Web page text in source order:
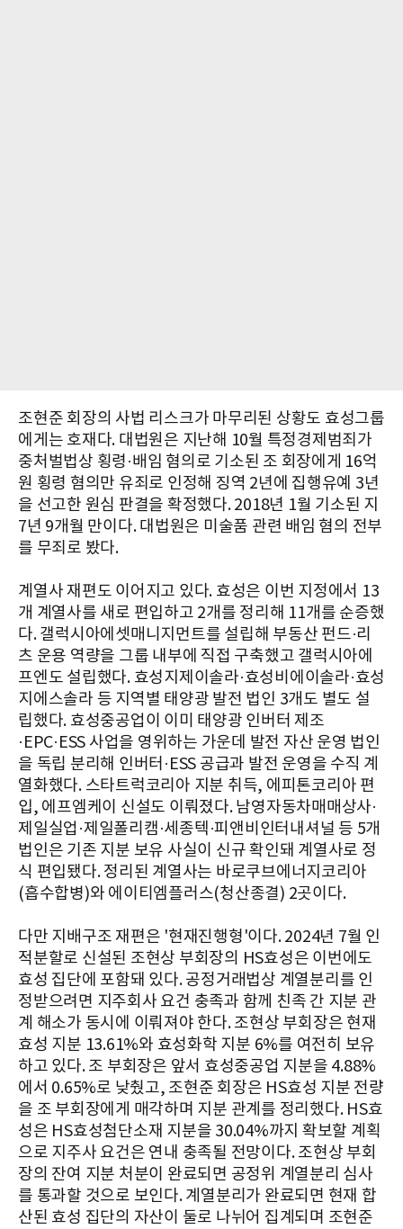
조현준 회장의 사법 리스크가 마무리된 상황도 효성그룹
에게는 호재다. 대법원은 지난해 10월 특정경제범죄가
중처벌법상 횡령·배임 혐의로 기소된 조 회장에게 16억
원 횡령 혐의만 유죄로 인정해 징역 2년에 집행유예 3년
을 선고한 원심 판결을 확정했다. 2018년 1월 기소된 지
7년 9개월 만이다. 대법원은 미술품 관련 배임 혐의 전부
를 무죄로 봤다.
계열사 재편도 이어지고 있다. 효성은 이번 지정에서 13
개 계열사를 새로 편입하고 2개를 정리해 11개를 순증했
다. 갤럭시아에셋매니지먼트를 설립해 부동산 펀드·리
츠 운용 역량을 그룹 내부에 직접 구축했고 갤럭시아에
프엔도 설립했다. 효성지제이솔라·효성비에이솔라·효성
지에스솔라 등 지역별 태양광 발전 법인 3개도 별도 설
립했다. 효성중공업이 이미 태양광 인버터 제조
·EPC·ESS 사업을 영위하는 가운데 발전 자산 운영 법인
을 독립 분리해 인버터·ESS 공급과 발전 운영을 수직 계
열화했다. 스타트럭코리아 지분 취득, 에피톤코리아 편
입, 에프엠케이 신설도 이뤄졌다. 남영자동차매매상사·
제일실업·제일폴리캠·세종텍·피앤비인터내셔널 등 5개
법인은 기존 지분 보유 사실이 신규 확인돼 계열사로 정
식 편입됐다. 정리된 계열사는 바로쿠브에너지코리아
(흡수합병)와 에이티엠플러스(청산종결) 2곳이다.
다만 지배구조 재편은 '현재진행형'이다. 2024년 7월 인
적분할로 신설된 조현상 부회장의 HS효성은 이번에도
효성 집단에 포함돼 있다. 공정거래법상 계열분리를 인
정받으려면 지주회사 요건 충족과 함께 친족 간 지분 관
계 해소가 동시에 이뤄져야 한다. 조현상 부회장은 현재
효성 지분 13.61%와 효성화학 지분 6%를 여전히 보유
하고 있다. 조 부회장은 앞서 효성중공업 지분을 4.88%
에서 0.65%로 낮췄고, 조현준 회장은 HS효성 지분 전량
을 조 부회장에게 매각하며 지분 관계를 정리했다. HS효
성은 HS효성첨단소재 지분을 30.04%까지 확보할 계획
으로 지주사 요건은 연내 충족될 전망이다. 조현상 부회
장의 잔여 지분 처분이 완료되면 공정위 계열분리 심사
를 통과할 것으로 보인다. 계열분리가 완료되면 현재 합
산된 효성 집단의 자산이 둘로 나뉘어 집계되며 조현준